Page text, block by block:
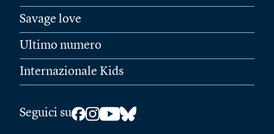
Savage love
Ultimo numero
Internazionale Kids
Seguici su